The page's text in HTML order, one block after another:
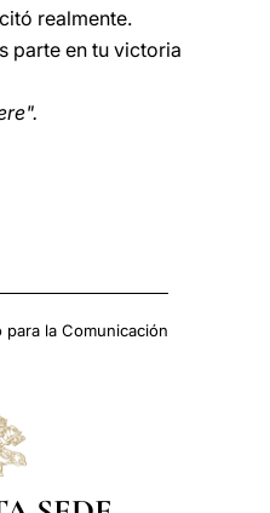
realmente.
parte en tu victoria
la Comunicación